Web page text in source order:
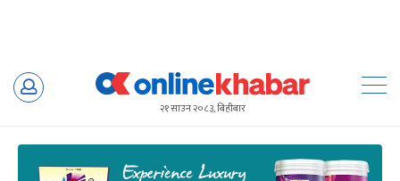
Skip
२१ साउन २०८३, बिहीबार